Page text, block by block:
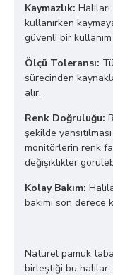
Kaymazlık:
kullanırken
güvenli bir kullanım
Ölçü Toleransı:
sürecinden
alır.
Renk Doğruluğu:
şekilde
monitörlerin renk
değişiklikler
Kolay Bakım:
bakımı son derece
Naturel pamuk
birleştiği bu